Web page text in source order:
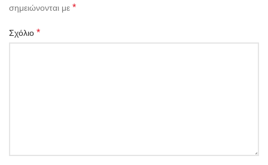
σημειώνονται με *
Σχόλιο *